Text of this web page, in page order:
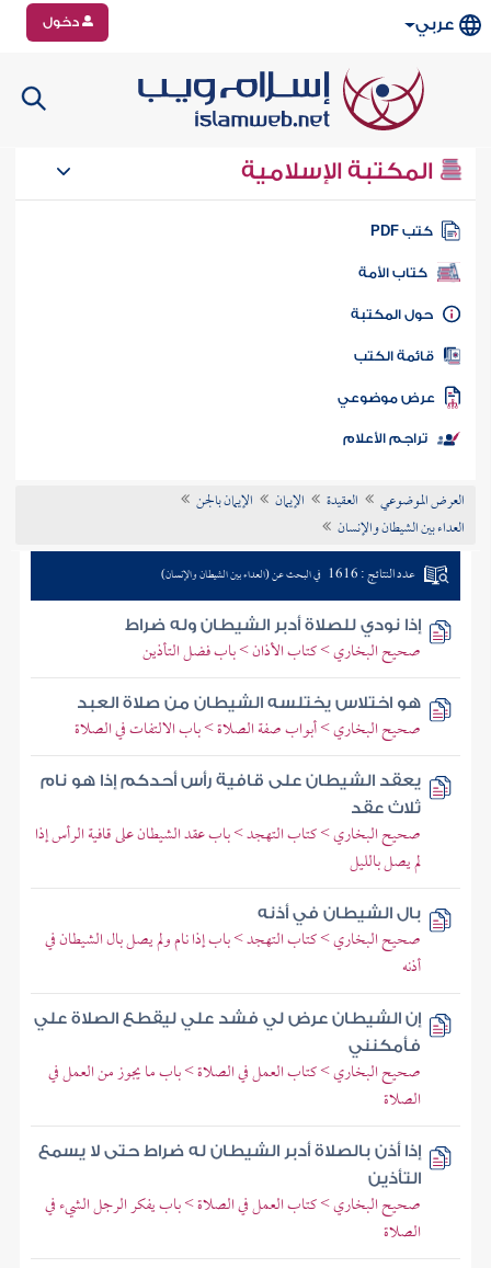
عربي دخول
المكتبة الإسلامية
كتب PDF
كتاب الأمة
المكتبة
الكتب
موضوعي
تراجم الأعلام
العرض الموضوعي العقيدة الإيمان
الإيمان بالجن
العداء بين الشيطان والإنسان
عدد النتائج : 1616 في البحث عن (العداء بين الشيطان والإنسان)
إذا نودي للصلاة أدبر الشيطان وله ضراط
صحيح البخاري > كتاب الأذان > باب فضل التأذين
هو اختلاس يختلسه الشيطان من صلاة العبد
صحيح البخاري > أبواب صفة الصلاة > باب الالتفات في الصلاة
يعقد الشيطان على قافية رأس أحدكم إذا هو نام
ثلاث عقد
صحيح البخاري > كتاب التهجد > باب عقد الشيطان على قافية الرأس إذا
لم يصل بالليل
بال الشيطان في أذنه
صحيح البخاري > كتاب التهجد > باب إذا نام ولم يصل بال الشيطان في
أذنه
إن الشيطان عرض لي فشد علي ليقطع الصلاة علي
فأمكنني
صحيح البخاري > كتاب العمل في الصلاة > باب ما يجوز من العمل في
الصلاة
إذا أذن بالصلاة أدبر الشيطان له ضراط حتى لا يسمع
التأذين
صحيح البخاري > كتاب العمل في الصلاة > باب يفكر الرجل الشيء في
الصلاة